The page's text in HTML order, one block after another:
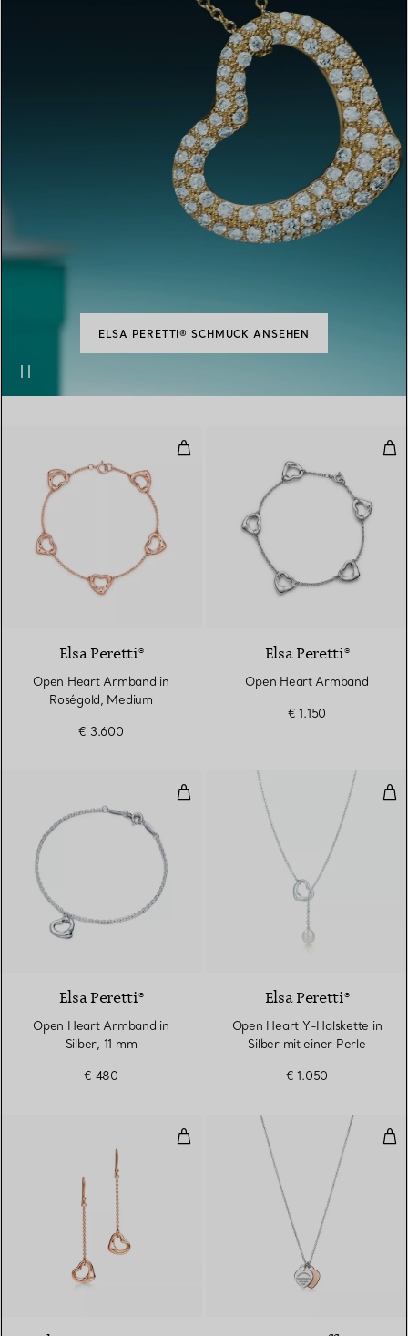
ELSA PERETTI® SCHMUCK ANSEHEN
Open Heart Armband in
Elsa Peretti®
Open Heart Armband in
Roségold, Medium
€ 3.600
Elsa Peretti®
Open Heart Armband
€ 1.150
Open Heart Armband in Silber,
Elsa Peretti®
Open Heart Armband in
Silber, 11 mm
€ 480
Elsa Peretti®
Open Heart Y-Halskette in
Silber mit einer Perle
€ 1.050
Elsa Peretti® Open Heart
2 Materialien